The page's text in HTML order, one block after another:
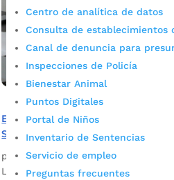
Centro de analítica de datos
Consulta de establecimientos
Canal de denuncia para
Inspecciones de Policía
Bienestar Animal
Puntos Digitales
Portal de Niños
Inventario de Sentencias
Servicio de empleo
Preguntas frecuentes
Este sábado las comunas 11 y 17
Sisbén
por Darlin Ramírez Leiva
Las jornadas de actualización del